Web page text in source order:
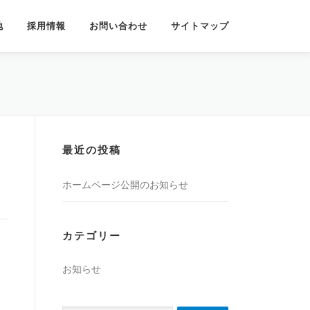
採用情報 お問い合わせ サイトマップ
最近の投稿
ホームページ公開のお知らせ
カテゴリー
お知らせ